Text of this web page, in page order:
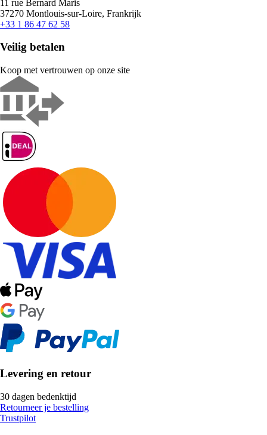
11 rue Bernard Maris
37270 Montlouis-sur-Loire, Frankrijk
+33 1 86 47 62 58
Veilig betalen
Koop met vertrouwen op onze site
Levering en retour
30 dagen bedenktijd
Retourneer je bestelling
Trustpilot